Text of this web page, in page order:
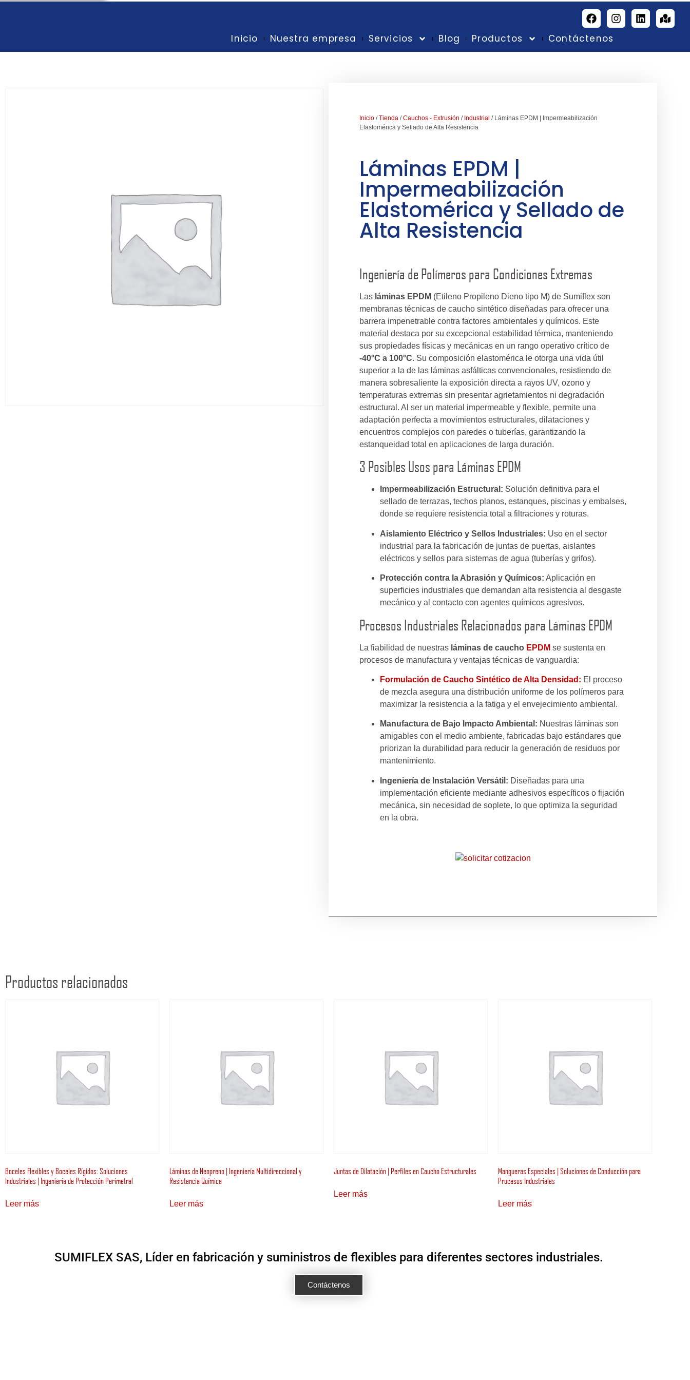
Inicio Nuestra empresa Servicios Blog Productos Contáctenos
Inicio /Tienda /Cauchos - Extrusión / Industrial / Láminas EPDM | Impermeabilización
Elastomérica y Sellado de Alta Resistencia
Láminas EPDM |
Impermeabilización
Elastomérica y Sellado de
Alta Resistencia
Ingeniería de Polímeros para Condiciones Extremas
Las láminas EPDM (Etileno Propileno Dieno tipo M) de Sumiflex son
membranas técnicas de caucho sintético diseñadas para ofrecer una
barrera impenetrable contra factores ambientales y químicos. Este
material destaca por su excepcional estabilidad térmica, manteniendo
sus propiedades físicas y mecánicas en un rango operativo crítico de
-40°C a 100°C. Su composición elastomérica le otorga una vida útil
superior a la de las láminas asfálticas convencionales, resistiendo de
manera sobresaliente la exposición directa a rayos UV, ozono y
temperaturas extremas sin presentar agrietamientos ni degradación
estructural. Al ser un material impermeable y flexible, permite una
adaptación perfecta a movimientos estructurales, dilataciones y
encuentros complejos con paredes o tuberías, garantizando la
estanqueidad total en aplicaciones de larga duración.
3 Posibles Usos para Láminas EPDM
Impermeabilización Estructural: Solución definitiva para el
sellado de terrazas, techos planos, estanques, piscinas y embalses,
donde se requiere resistencia total a filtraciones y roturas.
Aislamiento Eléctrico y Sellos Industriales: Uso en el sector
industrial para la fabricación de juntas de puertas, aislantes
eléctricos y sellos para sistemas de agua (tuberías y grifos).
Protección contra la Abrasión y Químicos: Aplicación en
superficies industriales que demandan alta resistencia al desgaste
mecánico y al contacto con agentes químicos agresivos.
Procesos Industriales Relacionados para Láminas EPDM
La fiabilidad de nuestras láminas de caucho EPDM se sustenta en
procesos de manufactura y ventajas técnicas de vanguardia:
Formulación de Caucho Sintético de Alta Densidad: El proceso
de mezcla asegura una distribución uniforme de los polímeros para
maximizar la resistencia a la fatiga y el envejecimiento ambiental.
Manufactura de Bajo Impacto Ambiental: Nuestras láminas son
amigables con el medio ambiente, fabricadas bajo estándares que
priorizan la durabilidad para reducir la generación de residuos por
mantenimiento.
Ingeniería de Instalación Versátil: Diseñadas para una
implementación eficiente mediante adhesivos específicos o fijación
mecánica, sin necesidad de soplete, lo que optimiza la seguridad
en la obra.
Productos relacionados
Boceles Flexibles y Boceles Rígidos: Soluciones
Industriales | Ingeniería de Protección Perimetral
Leer más
Láminas de Neopreno | Ingeniería Multidireccional y
Resistencia Química
Leer más
Juntas de Dilatación | Perfiles en Caucho Estructurales
Leer más
Mangueras Especiales | Soluciones de Conducción para
Procesos Industriales
Leer más
SUMIFLEX SAS, Líder en fabricación y suministros de flexibles para diferentes sectores industriales.
Contáctenos